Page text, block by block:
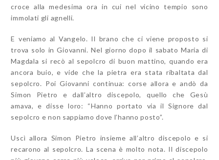
croce alla medesima ora in cui nel vicino tempio sono
immolati gli agnelli.
E veniamo al Vangelo. Il brano che ci viene proposto si
trova solo in Giovanni. Nel giorno dopo il sabato Maria di
Magdala si recò al sepolcro di buon mattino, quando era
ancora buio, e vide che la pietra era stata ribaltata dal
sepolcro. Poi Giovanni continua: corse allora e andò da
Simon Pietro e dall’altro discepolo, quello che Gesù
amava, e disse loro: “Hanno portato via il Signore dal
sepolcro e non sappiamo dove l’hanno posto”.
Uscì allora Simon Pietro insieme all’altro discepolo e si
recarono al sepolcro. La scena è molto nota. Il discepolo